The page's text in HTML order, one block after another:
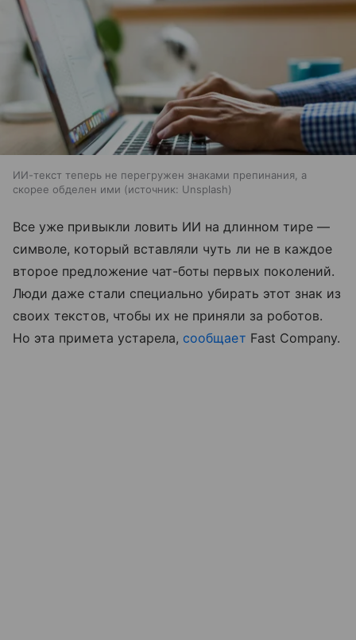
ИИ-текст теперь не перегружен знаками препинания, а
скорее обделен ими
источник: Unsplash
Все уже привыкли ловить ИИ на длинном тире —
символе, который вставляли чуть ли не в каждое
второе предложение чат-боты первых поколений.
Люди даже стали специально убирать этот знак из
своих текстов, чтобы их не приняли за роботов.
Но эта примета устарела, сообщает Fast Company.